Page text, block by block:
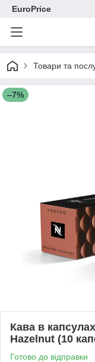
EuroPrice
Товари та
–7%
Кава в
Hazelnut (10
Готово до відправки